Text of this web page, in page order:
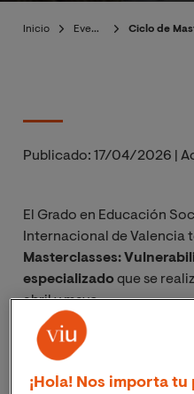
Inicio Eventos Ciclo de
Publicado: 17/04/2026
El Grado en Educación
Internacional de Valencia
Masterclasses:
especializadoque se
abril y mayo.
Recuerda que debes
¡Hola! Nos importa